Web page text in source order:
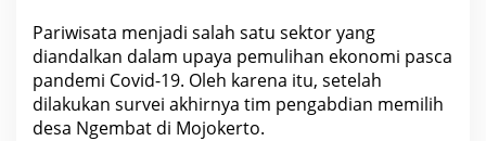
Pariwisata menjadi salah satu sektor yang
diandalkan dalam upaya pemulihan ekonomi pasca
pandemi Covid-19. Oleh karena itu, setelah
dilakukan survei akhirnya tim pengabdian memilih
desa Ngembat di Mojokerto.